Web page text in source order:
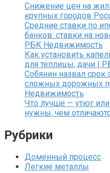
Снижение цен на
крупных городов
Средние ставки по
банков: ставки на
РБК Недвижимость
Как установить
для теплицы, дачи |
Собянин назвал
сложных дорожных
Недвижимость
Что лучше — утюг или
нужны, чем
Рубрики
Доменный процесс
Легкие металлы